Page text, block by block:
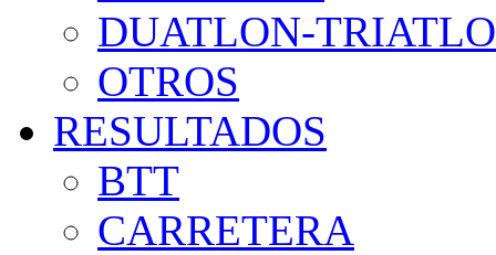
DUATLON-
OTROS
RESULTADOS
BTT
CARRETERA